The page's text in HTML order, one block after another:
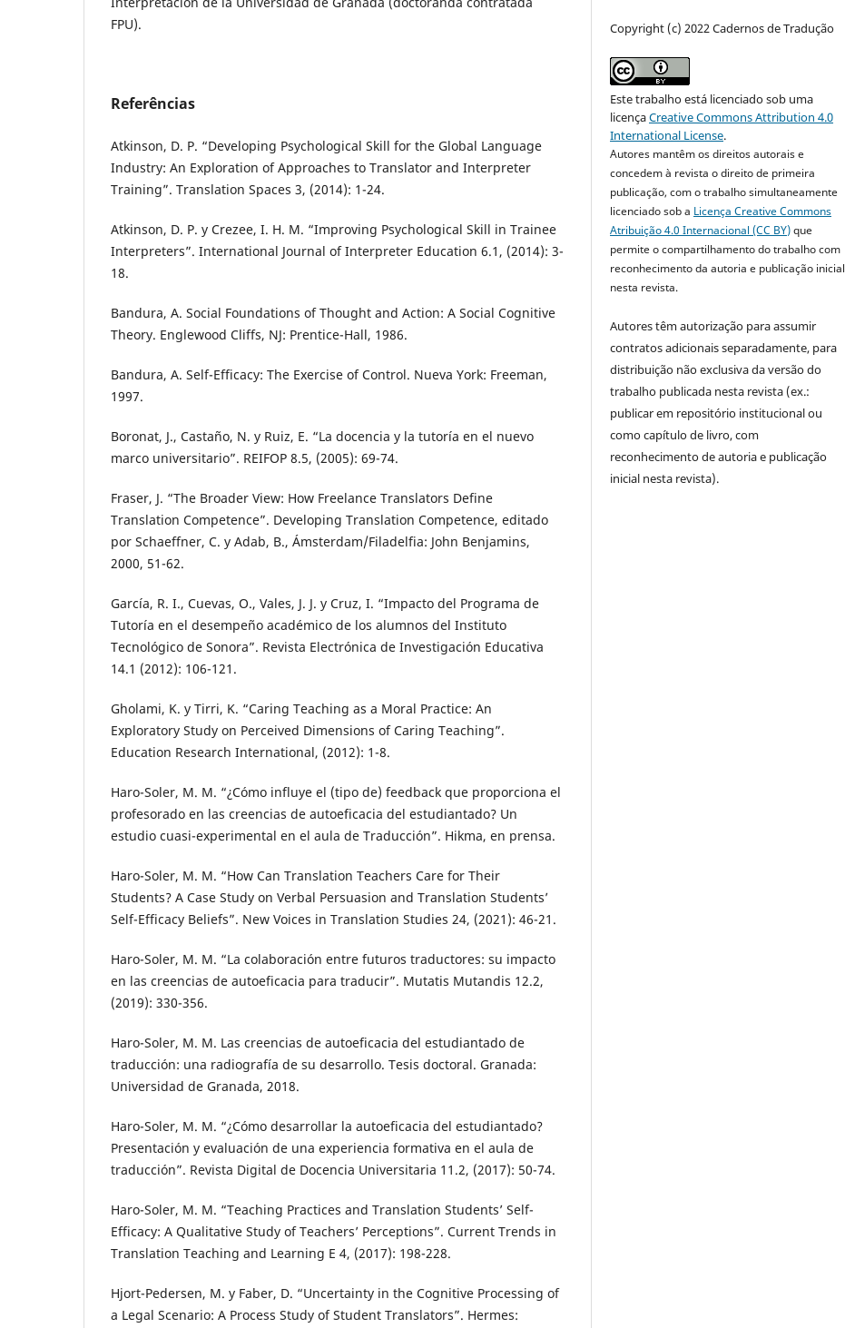
FPU).
Referências
Atkinson, D. P. “Developing Psychological Skill for the Global Language
Industry: An Exploration of Approaches to Translator and Interpreter
Training”. Translation Spaces 3, (2014): 1-24.
Atkinson, D. P. y Crezee, I. H. M. “Improving Psychological Skill in Trainee
Interpreters”. International Journal of Interpreter Education 6.1, (2014): 3-
18.
Bandura, A. Social Foundations of Thought and Action: A Social Cognitive
Theory. Englewood Cliffs, NJ: Prentice-Hall, 1986.
Bandura, A. Self-Efficacy: The Exercise of Control. Nueva York: Freeman,
1997.
Boronat, J., Castaño, N. y Ruiz, E. “La docencia y la tutoría en el nuevo
marco universitario”. REIFOP 8.5, (2005): 69-74.
Fraser, J. “The Broader View: How Freelance Translators Define
Translation Competence”. Developing Translation Competence, editado
por Schaeffner, C. y Adab, B., Ámsterdam/Filadelfia: John Benjamins,
2000, 51-62.
García, R. I., Cuevas, O., Vales, J. J. y Cruz, I. “Impacto del Programa de
Tutoría en el desempeño académico de los alumnos del Instituto
Tecnológico de Sonora”. Revista Electrónica de Investigación Educativa
14.1 (2012): 106-121.
Gholami, K. y Tirri, K. “Caring Teaching as a Moral Practice: An
Exploratory Study on Perceived Dimensions of Caring Teaching”.
Education Research International, (2012): 1-8.
Haro-Soler, M. M. “¿Cómo influye el (tipo de) feedback que proporciona el
profesorado en las creencias de autoeficacia del estudiantado? Un
estudio cuasi-experimental en el aula de Traducción”. Hikma, en prensa.
Haro-Soler, M. M. “How Can Translation Teachers Care for Their
Students? A Case Study on Verbal Persuasion and Translation Students’
Self-Efficacy Beliefs”. New Voices in Translation Studies 24, (2021): 46-21.
Haro-Soler, M. M. “La colaboración entre futuros traductores: su impacto
en las creencias de autoeficacia para traducir”. Mutatis Mutandis 12.2,
(2019): 330-356.
Haro-Soler, M. M. Las creencias de autoeficacia del estudiantado de
traducción: una radiografía de su desarrollo. Tesis doctoral. Granada:
Universidad de Granada, 2018.
Haro-Soler, M. M. “¿Cómo desarrollar la autoeficacia del estudiantado?
Presentación y evaluación de una experiencia formativa en el aula de
traducción”. Revista Digital de Docencia Universitaria 11.2, (2017): 50-74.
Haro-Soler, M. M. “Teaching Practices and Translation Students’ Self-
Efficacy: A Qualitative Study of Teachers’ Perceptions”. Current Trends in
Translation Teaching and Learning E 4, (2017): 198-228.
Hjort-Pedersen, M. y Faber, D. “Uncertainty in the Cognitive Processing of
a Legal Scenario: A Process Study of Student Translators”. Hermes:
Copyright (c) 2022 Cadernos de Tradução
Este trabalho está licenciado sob uma
licençaCreative Commons Attribution 4.0
International License.
Autores mantêm os direitos autorais e
concedem à revista o direito de primeira
publicação, com o trabalho simultaneamente
licenciado sob a Licença Creative Commons
Atribuição 4.0 Internacional (CC BY)que
permite o compartilhamento do trabalho com
reconhecimento da autoria e publicação inicial
nesta revista.
Autores têm autorização para assumir
contratos adicionais separadamente, para
distribuição não exclusiva da versão do
trabalho publicada nesta revista (ex.:
publicar em repositório institucional ou
como capítulo de livro, com
reconhecimento de autoria e publicação
inicial nesta revista).